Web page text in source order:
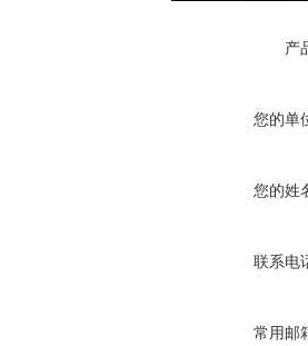
产
您的单
您的姓
联系电
常用邮